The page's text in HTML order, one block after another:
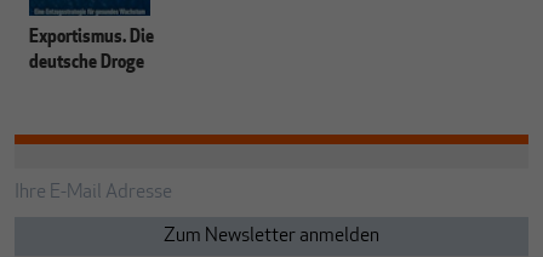
Exportismus. Die
deutsche Droge